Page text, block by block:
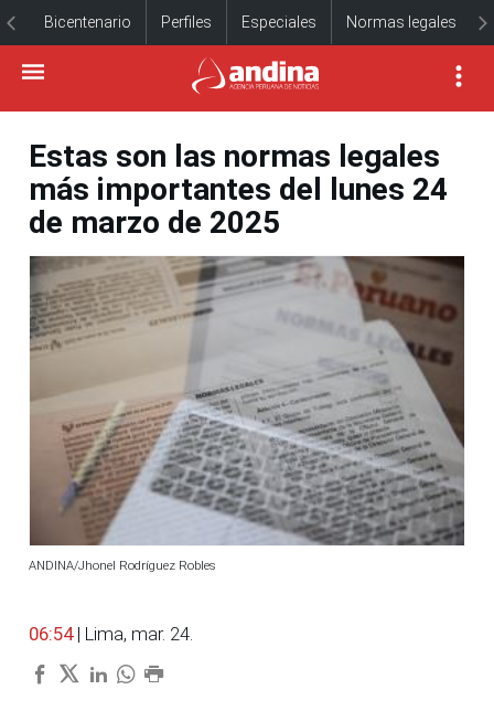
Bicentenario Perfiles Especiales Normas legales
Estas son las normas legales
más importantes del lunes 24
de marzo de 2025
ANDINA/Jhonel Rodríguez Robles
06:54 | Lima, mar. 24.